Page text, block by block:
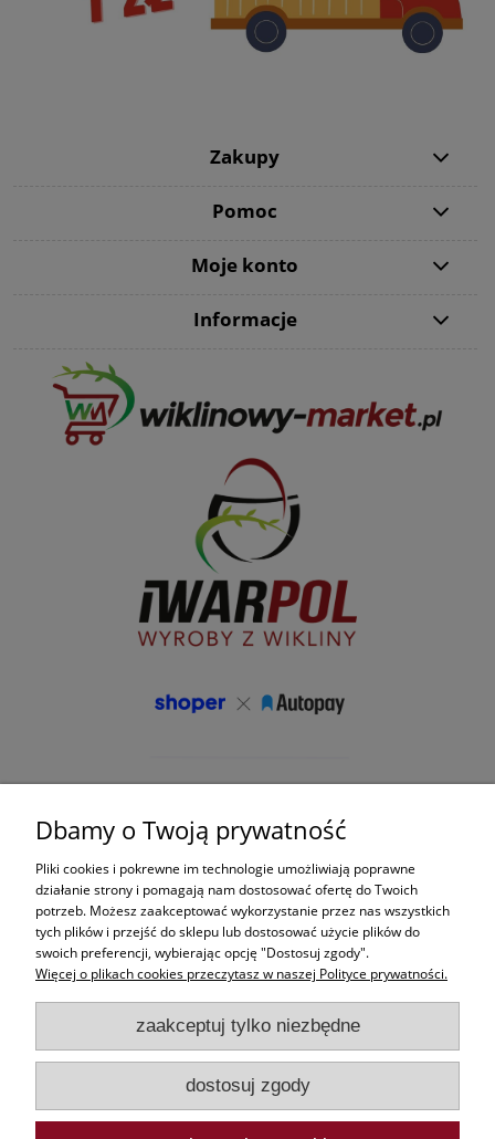
Zakupy
Pomoc
Moje konto
Informacje
Dbamy o Twoją prywatność
Pliki cookies i pokrewne im technologie umożliwiają poprawne
działanie strony i pomagają nam dostosować ofertę do Twoich
potrzeb. Możesz zaakceptować wykorzystanie przez nas wszystkich
tych plików i przejść do sklepu lub dostosować użycie plików do
swoich preferencji, wybierając opcję "Dostosuj zgody".
Więcej o plikach cookies przeczytasz w naszej Polityce prywatności.
zaakceptuj tylko niezbędne
dostosuj zgody